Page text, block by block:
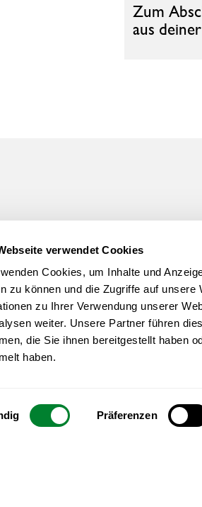
verwendet Cookies
Cookies, um Inhalte und
zu können und die Zugriffe auf
zu Ihrer Verwendung unserer
weiter. Unsere Partner führen
die Sie ihnen bereitgestellt haben
haben.
Präferenzen
Zum
aus
csm@unisg.ch
Sportmanagement CAS
HSG